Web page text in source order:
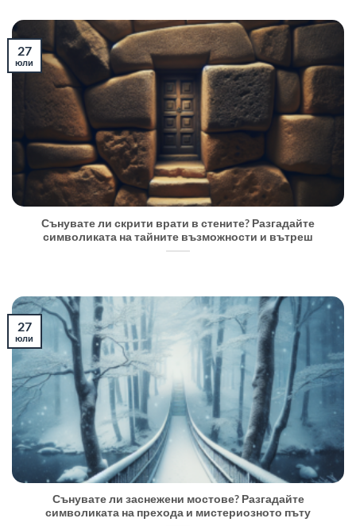
Сънувате ли скрити врати в стените? Разгадайте
символиката на тайните възможности и вътреш
27
юли
Сънувате ли заснежени мостове? Разгадайте
символиката на прехода и мистериозното пъту
27
юли